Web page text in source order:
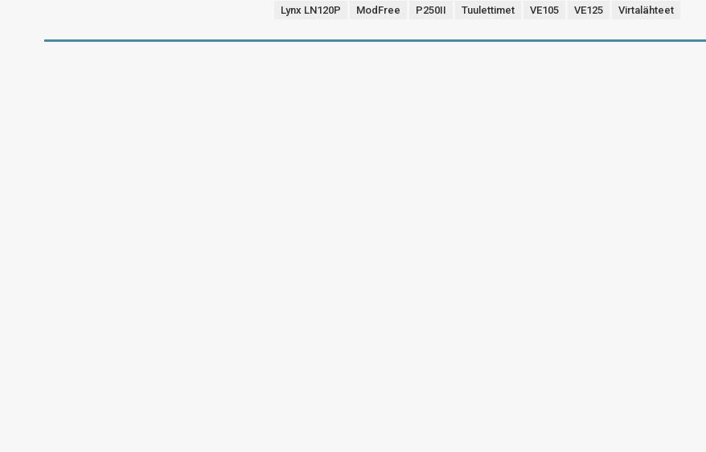
Lynx LN120P
ModFree P250II Tuulettimet VE105 VE125 Virtalähteet